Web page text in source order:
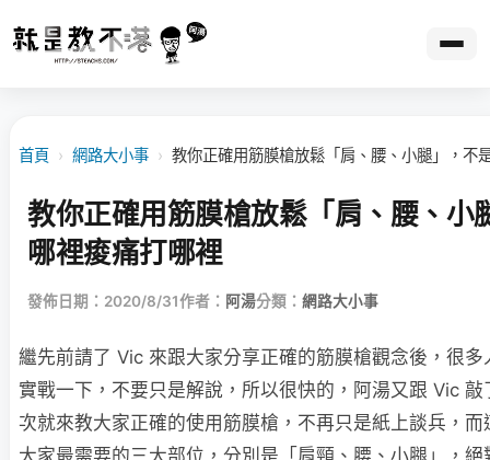
首頁 › 網路大小事 › 教你正確用筋膜槍放鬆「肩、腰、小腿」，不
教你正確用筋膜槍放鬆「肩、腰、小
哪裡痠痛打哪裡
發佈日期：2020/8/31作者： 阿湯分類： 網路大小事
繼先前請了 Vic 來跟大家分享正確的筋膜槍觀念後，很多
實戰一下，不要只是解說，所以很快的，阿湯又跟 Vic 敲
次就來教大家正確的使用筋膜槍，不再只是紙上談兵，而
大家最需要的三大部位，分別是「肩頸、腰、小腿」，